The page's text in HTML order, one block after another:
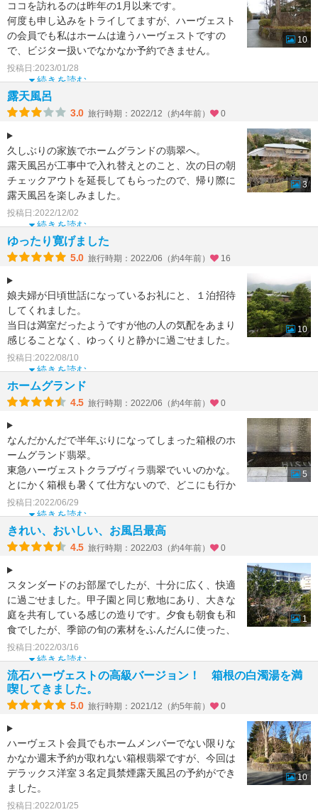
ココを訪れるのは昨年の1月以来です。
何度も申し込みをトライしてますが、ハーヴェスト
の会員でも私はホームは違うハーヴェストですの
で、ビジター扱いでなかなか予約できません。
今回は久々に予約できて母
続きを読む
投稿日:2023/01/28
10
露天風呂
3.0 旅行時期：2022/12（約4年前） 0
久しぶりの家族でホームグランドの翡翠へ。
露天風呂が工事中で入れ替えとのこと、次の日の朝
チェックアウトを延長してもらったので、帰り際に
露天風呂を楽しみました。
和牛と鮑の鉄板焼きは申し分のない味で
続きを読む
投稿日:2022/12/02
3
ゆったり寛げました
5.0 旅行時期：2022/06（約4年前） 16
娘夫婦が日頃世話になっているお礼にと、１泊招待
してくれました。
当日は満室だったようですが他の人の気配をあまり
感じることなく、ゆっくりと静かに過ごせました。
大浴場は１ヶ所工事中だったので、朝夕，
続きを読む
投稿日:2022/08/10
10
ホームグランド
4.5 旅行時期：2022/06（約4年前） 0
なんだかんだで半年ぶりになってしまった箱根のホ
ームグランド翡翠。
東急ハーヴェストクラブヴィラ翡翠でいいのかな。
とにかく箱根も暑くて仕方ないので、どこにも行か
ずに両親と酒を飲みながらず{
続きを読む
投稿日:2022/06/29
5
きれい、おいしい、お風呂最高
4.5 旅行時期：2022/03（約4年前） 0
スタンダードのお部屋でしたが、十分に広く、快適
に過ごせました。甲子園と同じ敷地にあり、大きな
庭を共有している感じの造りです。夕食も朝食も和
食でしたが、季節の旬の素材をふんだんに使った、
とても手の込んだ
続きを読む
投稿日:2022/03/16
1
流石ハーヴェストの高級バージョン！ 箱根の白濁湯を満
喫してきました。
5.0 旅行時期：2021/12（約5年前） 0
ハーヴェスト会員でもホームメンバーでない限りな
かなか週末予約が取れない箱根翡翠ですが、今回は
デラックス洋室３名定員禁煙露天風呂の予約ができ
ました。
広い部屋でゆーっくりして、何度も部屋の露天風呂
投稿日:2022/01/25
10